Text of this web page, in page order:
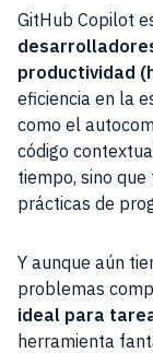
GitHub Copilot
productividad
eficiencia en la
como el
código
tiempo, sino
prácticas de
Y aunque aún
problemas
ideal para
herramienta